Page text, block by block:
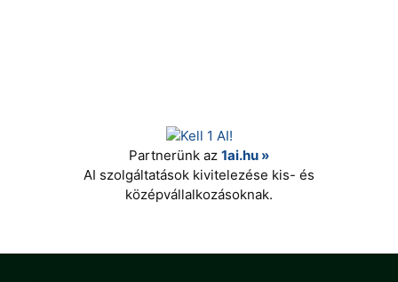
Partnerünk az 1ai.hu »
AI szolgáltatások kivitelezése kis- és
középvállalkozásoknak.